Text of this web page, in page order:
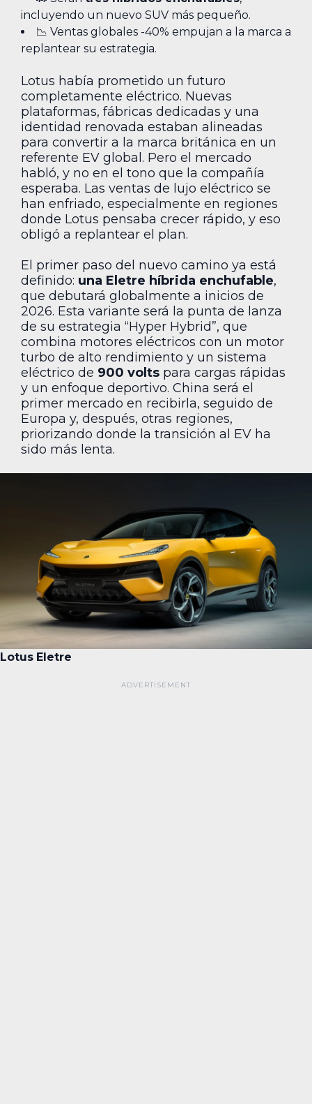
incluyendo un nuevo SUV más pequeño.
📉 Ventas globales -40% empujan a la marca a
replantear su estrategia.
Lotus había prometido un futuro
completamente eléctrico. Nuevas
plataformas, fábricas dedicadas y una
identidad renovada estaban alineadas
para convertir a la marca británica en un
referente EV global. Pero el mercado
habló, y no en el tono que la compañía
esperaba. Las ventas de lujo eléctrico se
han enfriado, especialmente en regiones
donde Lotus pensaba crecer rápido, y eso
obligó a replantear el plan.
El primer paso del nuevo camino ya está
definido: una Eletre híbrida enchufable,
que debutará globalmente a inicios de
2026. Esta variante será la punta de lanza
de su estrategia “Hyper Hybrid”, que
combina motores eléctricos con un motor
turbo de alto rendimiento y un sistema
eléctrico de 900 volts para cargas rápidas
y un enfoque deportivo. China será el
primer mercado en recibirla, seguido de
Europa y, después, otras regiones,
priorizando donde la transición al EV ha
sido más lenta.
Lotus Eletre